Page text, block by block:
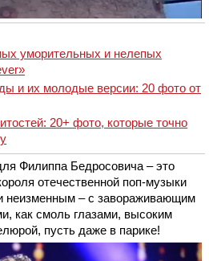
уморительных и нелепых
и их молодые версии: 20 фото от
20+ фото, которые точно
Филиппа Бедросовича – это
отечественной поп-музыки
неизменным – с завораживающим
как смоль глазами, высоким
пусть даже в парике!